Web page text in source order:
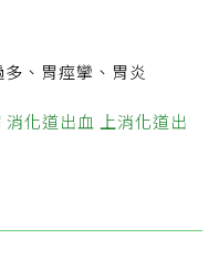
、胃痙攣、胃炎
消化道出血 上消化道出